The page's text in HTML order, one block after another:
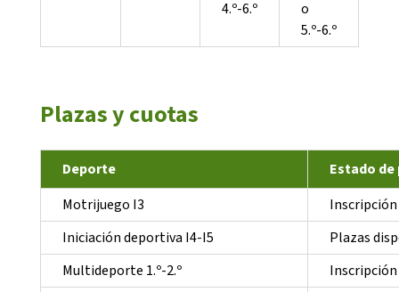
4.º-6.º
o
5.º-6.º
Plazas y cuotas
Deporte
Estado
Motrijuego I3
Iniciación deportiva I4-I5
Plazas
Multideporte 1.º-2.º